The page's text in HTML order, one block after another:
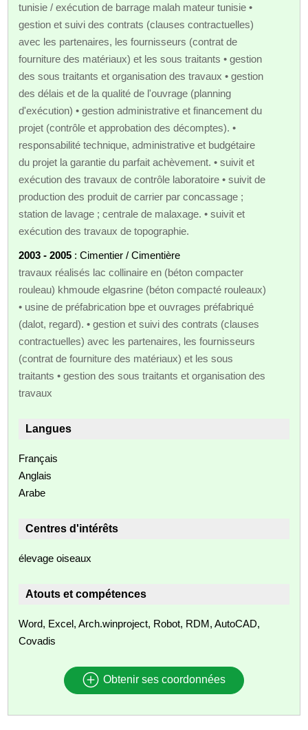
tunisie / exécution de barrage malah mateur tunisie •
gestion et suivi des contrats (clauses contractuelles)
avec les partenaires, les fournisseurs (contrat de
fourniture des matériaux) et les sous traitants • gestion
des sous traitants et organisation des travaux • gestion
des délais et de la qualité de l'ouvrage (planning
d'exécution) • gestion administrative et financement du
projet (contrôle et approbation des décomptes). •
responsabilité technique, administrative et budgétaire
du projet la garantie du parfait achèvement. • suivit et
exécution des travaux de contrôle laboratoire • suivit de
production des produit de carrier par concassage ;
station de lavage ; centrale de malaxage. • suivit et
exécution des travaux de topographie.
2003 - 2005 : Cimentier / Cimentière
travaux réalisés lac collinaire en (béton compacter
rouleau) khmoude elgasrine (béton compacté rouleaux)
• usine de préfabrication bpe et ouvrages préfabriqué
(dalot, regard). • gestion et suivi des contrats (clauses
contractuelles) avec les partenaires, les fournisseurs
(contrat de fourniture des matériaux) et les sous
traitants • gestion des sous traitants et organisation des
travaux
Langues
Français
Anglais
Arabe
Centres d'intérêts
élevage oiseaux
Atouts et compétences
Word, Excel, Arch.winproject, Robot, RDM, AutoCAD,
Covadis
Obtenir ses coordonnées